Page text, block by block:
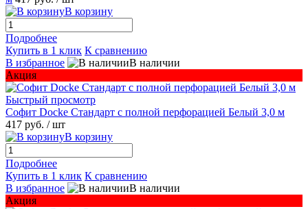
В корзину
Подробнее
Купить в 1 клик К сравнению
В избранное
В наличии
Акция
Быстрый просмотр
Софит Docke Стандарт с полной перфорацией Белый 3,0 м
417 руб. / шт
В корзину
Подробнее
Купить в 1 клик К сравнению
В избранное
В наличии
Акция